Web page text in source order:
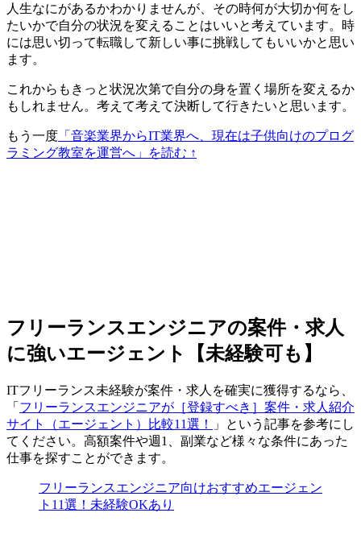
人生なにがあるかわかりませんが、その時何が大切か何をし
たいかで自分の状況を変えることはいいと考えています。時
には思い切って転職して新しい事に挑戦してもいいかと思い
ます。
これからもきっと状況次第で自分の身を置く場所を変えるか
もしれません。考えて考えて決断して行きたいと思います。
もう一度 「音楽業界からIT業界へ、現在は子供向けのプログ
ラミング教室を運営へ」を読む ↑
フリーランスエンジニアの案件・求人
に強いエージェント【未経験可も】
ITフリーランス未経験が案件・求人を確実に獲得するなら、
「 フリーランスエンジニアが［登録すべき］案件・求人紹介
サイト（エージェント）比較11選！
」という記事を参考にし
てください。高額案件や週1、副業など様々な条件にあった
仕事を探すことができます。
フリーランスエンジニア向けおすすめエージェン
ト11選！未経験OKあり